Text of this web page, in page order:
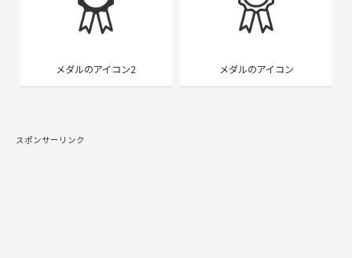
メダルのアイコン2 メダルのアイコン
スポンサーリンク